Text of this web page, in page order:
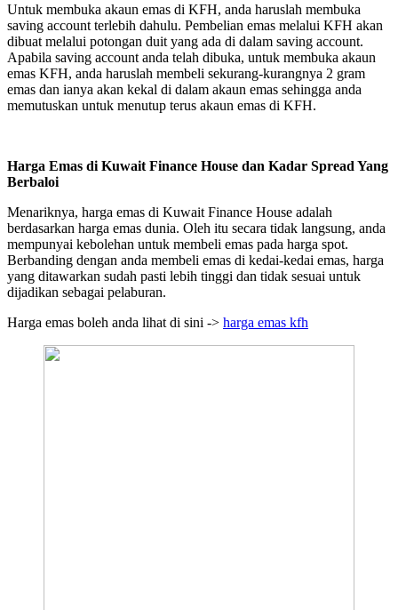
Untuk membuka akaun emas di KFH, anda haruslah membuka
saving account terlebih dahulu. Pembelian emas melalui KFH akan
dibuat melalui potongan duit yang ada di dalam saving account.
Apabila saving account anda telah dibuka, untuk membuka akaun
emas KFH, anda haruslah membeli sekurang-kurangnya 2 gram
emas dan ianya akan kekal di dalam akaun emas sehingga anda
memutuskan untuk menutup terus akaun emas di KFH.
Harga Emas di Kuwait Finance House dan Kadar Spread Yang
Berbaloi
Menariknya, harga emas di Kuwait Finance House adalah
berdasarkan harga emas dunia. Oleh itu secara tidak langsung, anda
mempunyai kebolehan untuk membeli emas pada harga spot.
Berbanding dengan anda membeli emas di kedai-kedai emas, harga
yang ditawarkan sudah pasti lebih tinggi dan tidak sesuai untuk
dijadikan sebagai pelaburan.
Harga emas boleh anda lihat di sini -> harga emas kfh